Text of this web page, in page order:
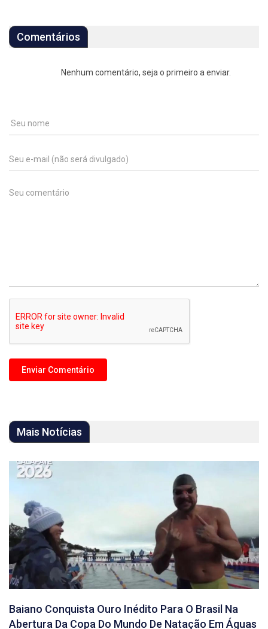
Comentários
Nenhum comentário, seja o primeiro a enviar.
Mais Notícias
Baiano Conquista Ouro Inédito Para O Brasil Na
Abertura Da Copa Do Mundo De Natação Em Águas